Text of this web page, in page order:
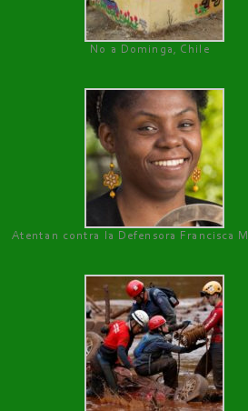
No a Dominga, Chile
Atentan contra la Defensora Francisca